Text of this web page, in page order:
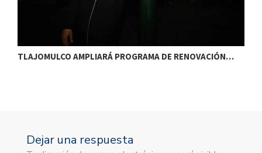
TLAJOMULCO AMPLIARÁ PROGRAMA DE RENOVACIÓN…
Dejar una respuesta